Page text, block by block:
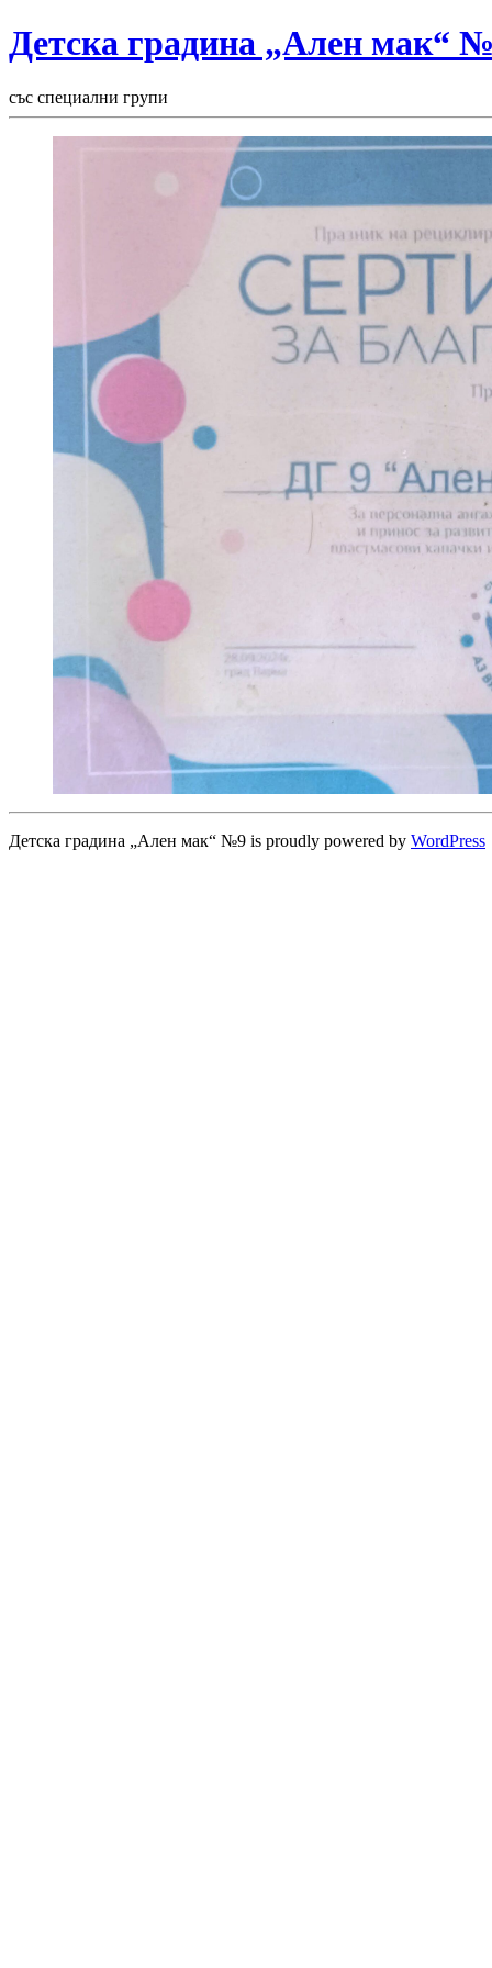
Детска градина „Ален мак“
със специални групи
Детска градина „Ален мак“ №9 is proudly powered by WordPress